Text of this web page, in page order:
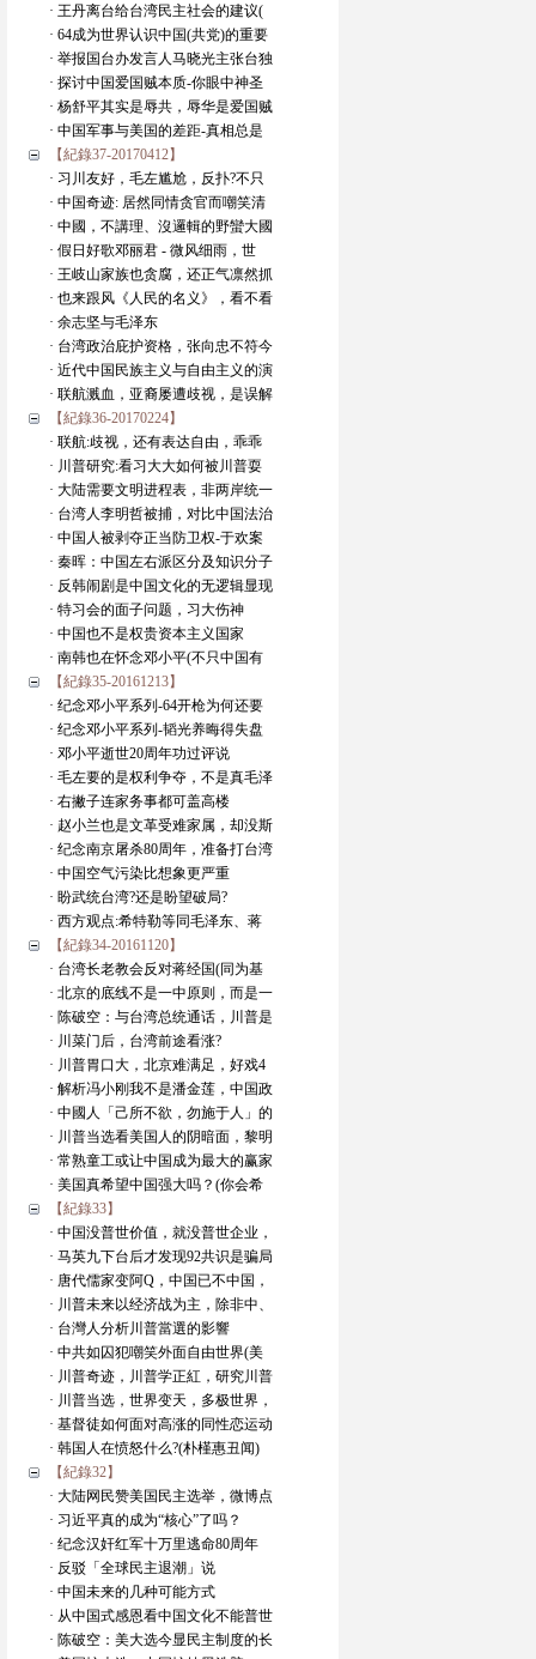
· 王丹离台给台湾民主社会的建议(
· 64成为世界认识中国(共党)的重要
· 举报国台办发言人马晓光主张台独
· 探讨中国爱国贼本质-你眼中神圣
· 杨舒平其实是辱共，辱华是爱国贼
· 中国军事与美国的差距-真相总是
【紀錄37-20170412】
· 习川友好，毛左尴尬，反扑?不只
· 中国奇迹: 居然同情贪官而嘲笑清
· 中國，不講理、沒邏輯的野蠻大國
· 假日好歌邓丽君 - 微风细雨，世
· 王岐山家族也贪腐，还正气凛然抓
· 也来跟风《人民的名义》，看不看
· 余志坚与毛泽东
· 台湾政治庇护资格，张向忠不符今
· 近代中国民族主义与自由主义的演
· 联航溅血，亚裔屡遭歧视，是误解
【紀錄36-20170224】
· 联航:歧视，还有表达自由，乖乖
· 川普研究:看习大大如何被川普耍
· 大陆需要文明进程表，非两岸统一
· 台湾人李明哲被捕，对比中国法治
· 中国人被剥夺正当防卫权-于欢案
· 秦晖：中国左右派区分及知识分子
· 反韩闹剧是中国文化的无逻辑显现
· 特习会的面子问题，习大伤神
· 中国也不是权贵资本主义国家
· 南韩也在怀念邓小平(不只中国有
【紀錄35-20161213】
· 纪念邓小平系列-64开枪为何还要
· 纪念邓小平系列-韬光养晦得失盘
· 邓小平逝世20周年功过评说
· 毛左要的是权利争夺，不是真毛泽
· 右撇子连家务事都可盖高楼
· 赵小兰也是文革受难家属，却没斯
· 纪念南京屠杀80周年，准备打台湾
· 中国空气污染比想象更严重
· 盼武统台湾?还是盼望破局?
· 西方观点:希特勒等同毛泽东、蒋
【紀錄34-20161120】
· 台湾长老教会反对蒋经国(同为基
· 北京的底线不是一中原则，而是一
· 陈破空：与台湾总统通话，川普是
· 川菜门后，台湾前途看涨?
· 川普胃口大，北京难满足，好戏4
· 解析冯小刚我不是潘金莲，中国政
· 中國人「己所不欲，勿施于人」的
· 川普当选看美国人的阴暗面，黎明
· 常熟童工或让中国成为最大的赢家
· 美国真希望中国强大吗？(你会希
【紀錄33】
· 中国没普世价值，就没普世企业，
· 马英九下台后才发现92共识是骗局
· 唐代儒家变阿Q，中国已不中国，
· 川普未来以经济战为主，除非中、
· 台灣人分析川普當選的影響
· 中共如囚犯嘲笑外面自由世界(美
· 川普奇迹，川普学正紅，研究川普
· 川普当选，世界变天，多极世界，
· 基督徒如何面对高涨的同性恋运动
· 韩国人在愤怒什么?(朴槿惠丑闻)
【紀錄32】
· 大陆网民赞美国民主选举，微博点
· 习近平真的成为“核心”了吗？
· 纪念汉奸红军十万里逃命80周年
· 反驳「全球民主退潮」说
· 中国未来的几种可能方式
· 从中国式感恩看中国文化不能普世
· 陈破空：美大选今显民主制度的长